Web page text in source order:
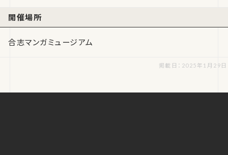
開催場所
合志マンガミュージアム
掲載日：2025年1月29日